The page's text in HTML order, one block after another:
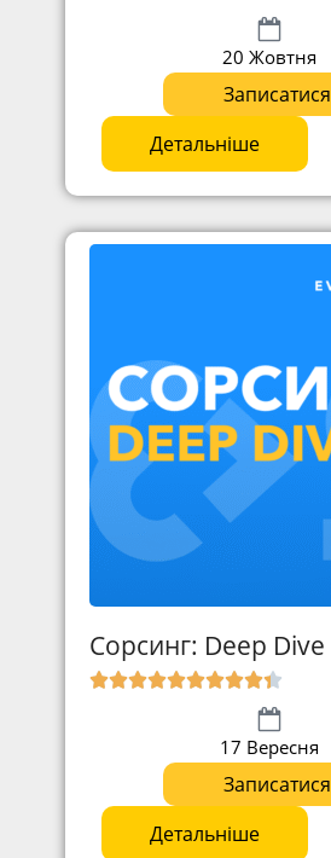
20 Жовтня
Записатися
Детальніше
Сорсинг: Deep Dive
17 Вересня
Записатися
Детальніше